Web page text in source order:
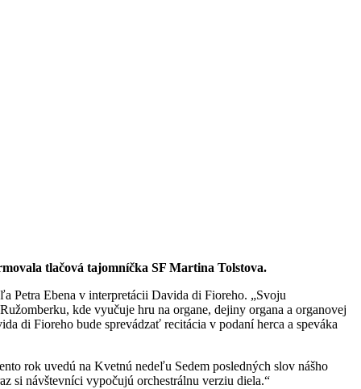
tlačová tajomníčka SF Martina Tolstova.
Petra Ebena v interpretácii Davida di Fioreho. „Svoju
kde vyučuje hru na organe, dejiny organa a organovej
di Fioreho bude sprevádzať recitácia v podaní herca a speváka
rok uvedú na Kvetnú nedeľu Sedem posledných slov nášho
si návštevníci vypočujú orchestrálnu verziu diela.“